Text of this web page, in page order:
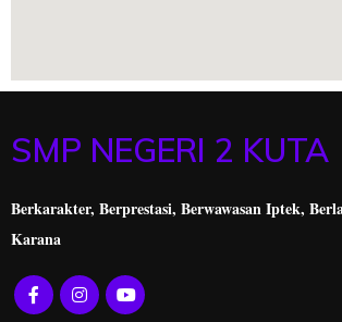
SMP NEGERI 2 KUTA
Berkarakter, Berprestasi, Berwawasan Iptek,
Karana